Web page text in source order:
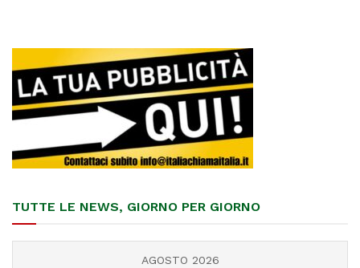
TUTTE LE NEWS, GIORNO PER GIORNO
AGOSTO 2026